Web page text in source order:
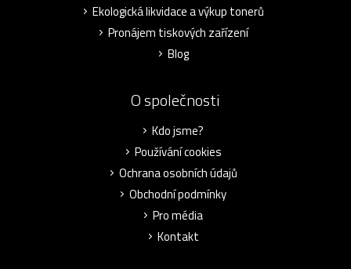
Ekologická likvidace a výkup tonerů
Pronájem tiskových zařízení
Blog
O společnosti
Kdo jsme?
Používání cookies
Ochrana osobních údajů
Obchodní podmínky
Pro média
Kontakt